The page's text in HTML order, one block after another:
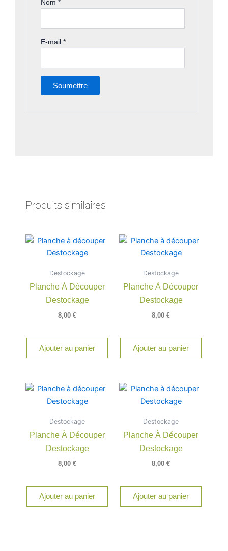
Nom*
E-mail*
Produits similaires
Destockage
Planche À Découper
Destockage
8,00 €
Ajouter au panier
Destockage
Planche À Découper
Destockage
8,00 €
Ajouter au panier
Destockage
Planche À Découper
Destockage
8,00 €
Ajouter au panier
Destockage
Planche À Découper
Destockage
8,00 €
Ajouter au panier